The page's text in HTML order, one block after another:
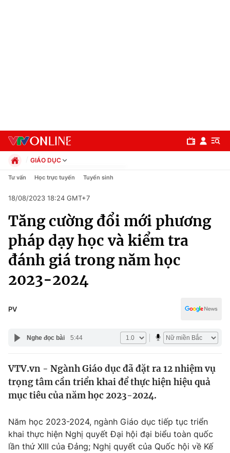
Chuyên mục
Chính trị
Xã hội
Tin tức
Thế giới đó đây
Kinh tế
Tài chính
Thị trường
Góc doanh nghiệp
Truyền hình
GIÁO DỤC
Chính trị
Pháp luật
Kinh tế
Thể thao
Truyền hình
Văn hóa - Giải trí
Đời sống
Tư vấn Học trực tuyến Tuyển sinh
18/08/2023 18:24 GMT+7
Tăng cường đổi mới phương
pháp dạy học và kiểm tra
đánh giá trong năm học
2023-2024
PV
Nghe đọc bài 5:44
VTV.vn - Ngành Giáo dục đã đặt ra 12 nhiệm vụ
trọng tâm cần triển khai để thực hiện hiệu quả
mục tiêu của năm học 2023-2024.
Năm học 2023-2024, ngành Giáo dục tiếp tục triển
khai thực hiện Nghị quyết Đại hội đại biểu toàn quốc
lần thứ XIII của Đảng; Nghị quyết của Quốc hội về Kế